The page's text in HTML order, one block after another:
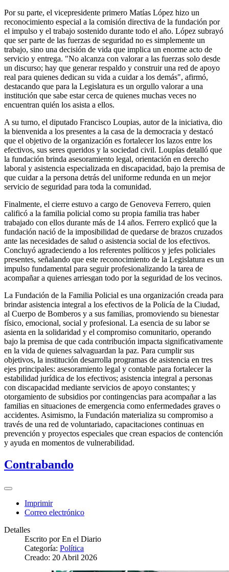
Por su parte, el vicepresidente primero Matías López hizo un
reconocimiento especial a la comisión directiva de la fundación por
el impulso y el trabajo sostenido durante todo el año. López subrayó
que ser parte de las fuerzas de seguridad no es simplemente un
trabajo, sino una decisión de vida que implica un enorme acto de
servicio y entrega. "No alcanza con valorar a las fuerzas solo desde
un discurso; hay que generar respaldo y construir una red de apoyo
real para quienes dedican su vida a cuidar a los demás", afirmó,
destacando que para la Legislatura es un orgullo valorar a una
institución que sabe estar cerca de quienes muchas veces no
encuentran quién los asista a ellos.
A su turno, el diputado Francisco Loupias, autor de la iniciativa, dio
la bienvenida a los presentes a la casa de la democracia y destacó
que el objetivo de la organización es fortalecer los lazos entre los
efectivos, sus seres queridos y la sociedad civil. Loupías detalló que
la fundación brinda asesoramiento legal, orientación en derecho
laboral y asistencia especializada en discapacidad, bajo la premisa de
que cuidar a la persona detrás del uniforme redunda en un mejor
servicio de seguridad para toda la comunidad.
Finalmente, el cierre estuvo a cargo de Genoveva Ferrero, quien
calificó a la familia policial como su propia familia tras haber
trabajado con ellos durante más de 14 años. Ferrero explicó que la
fundación nació de la imposibilidad de quedarse de brazos cruzados
ante las necesidades de salud o asistencia social de los efectivos.
Concluyó agradeciendo a los referentes políticos y jefes policiales
presentes, señalando que este reconocimiento de la Legislatura es un
impulso fundamental para seguir profesionalizando la tarea de
acompañar a quienes arriesgan todo por la seguridad de los vecinos.
La Fundación de la Familia Policial es una organización creada para
brindar asistencia integral a los efectivos de la Policía de la Ciudad,
al Cuerpo de Bomberos y a sus familias, promoviendo su bienestar
físico, emocional, social y profesional. La esencia de su labor se
asienta en la solidaridad y el compromiso comunitario, operando
bajo la premisa de que cada contribución impacta significativamente
en la vida de quienes salvaguardan la paz. Para cumplir sus
objetivos, la institución desarrolla programas de asistencia en tres
ejes principales: asesoramiento legal y contable para fortalecer la
estabilidad jurídica de los efectivos; asistencia integral a personas
con discapacidad mediante servicios de apoyo constantes; y
otorgamiento de subsidios por contingencias para acompañar a las
familias en situaciones de emergencia como enfermedades graves o
accidentes. Asimismo, la Fundación materializa su compromiso a
través de una red de voluntariado, capacitaciones continuas en
prevención y proyectos especiales que crean espacios de contención
y ayuda en momentos de vulnerabilidad.
Contrabando
Imprimir
Correo electrónico
Detalles
Escrito porEn el Diario
Categoría: Política
Creado: 20 Abril 2026